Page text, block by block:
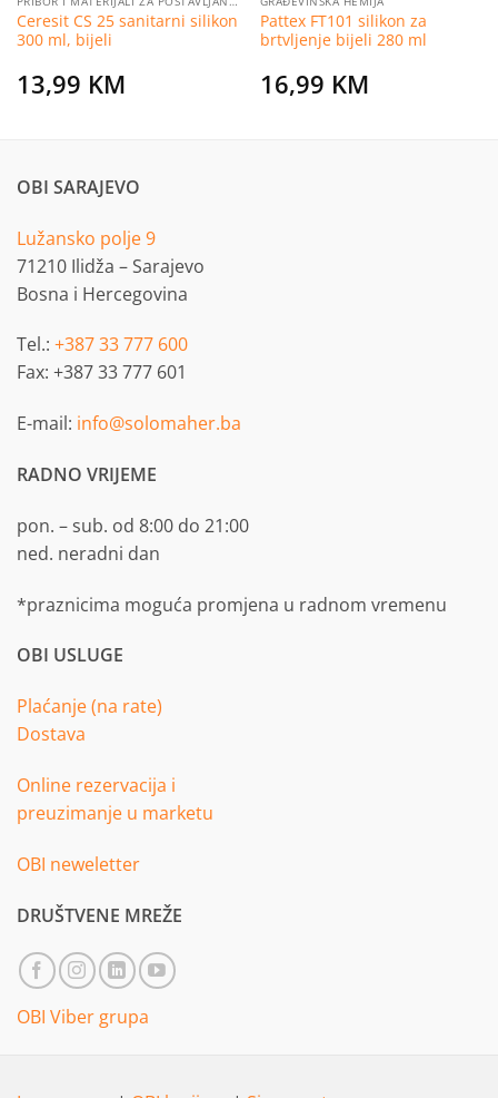
Ceresit CS 25 sanitarni silikon
300 ml, bijeli
13,99 KM
Pattex FT101 silikon za
brtvljenje bijeli 280 ml
16,99 KM
OBI SARAJEVO
Lužansko polje 9
71210 Ilidža – Sarajevo
Bosna i Hercegovina
Tel.: +387 33 777 600
Fax: +387 33 777 601
E-mail: info@solomaher.ba
RADNO VRIJEME
pon. – sub. od 8:00 do 21:00
ned. neradni dan
*praznicima moguća promjena u radnom vremenu
OBI USLUGE
Plaćanje (na rate)
Dostava
Online rezervacija i
preuzimanje u marketu
OBI neweletter
DRUŠTVENE MREŽE
OBI Viber grupa